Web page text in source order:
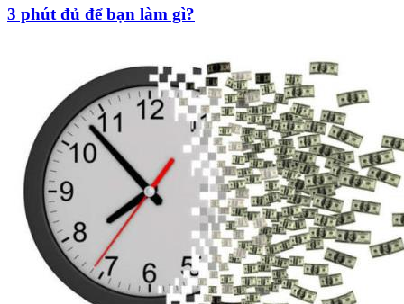
3 phút đủ để bạn làm gì?